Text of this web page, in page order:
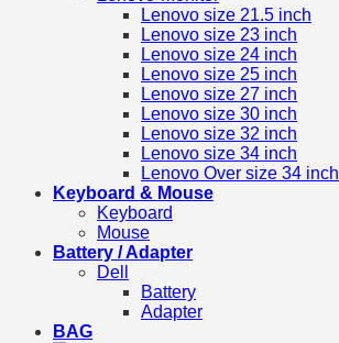
Lenovo size 21.5 inch
Lenovo size 23 inch
Lenovo size 24 inch
Lenovo size 25 inch
Lenovo size 27 inch
Lenovo size 30 inch
Lenovo size 32 inch
Lenovo size 34 inch
Lenovo Over size 34 inch
Keyboard & Mouse
Keyboard
Mouse
Battery / Adapter
Dell
Battery
Adapter
BAG